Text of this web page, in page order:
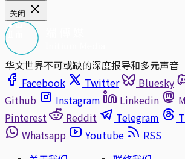
关闭
华文世界不可或缺的深度报导和多元声音
Facebook
Twitter Bluesky
Github
Instagram Linkedin
Pinterest
Reddit Telegram
Whatsapp
Youtube
RSS